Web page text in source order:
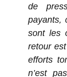
de
payants,
sont les
retour
efforts
n’est